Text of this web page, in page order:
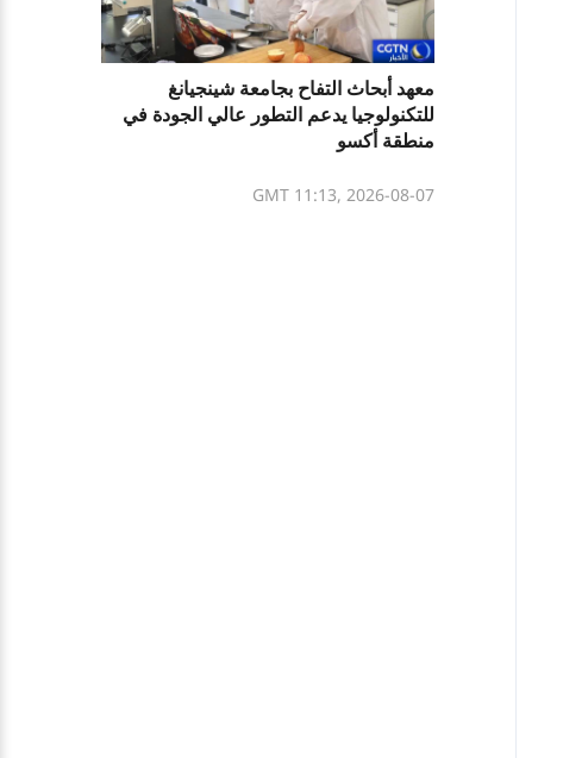
معهد أبحاث التفاح بجامعة شينجيانغ
للتكنولوجيا يدعم التطور عالي الجودة في
منطقة أكسو
GMT 11:13, 2026-08-07